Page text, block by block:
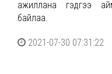
ажиллана гэдгээ
байлаа.
2021-07-30 07:31:22